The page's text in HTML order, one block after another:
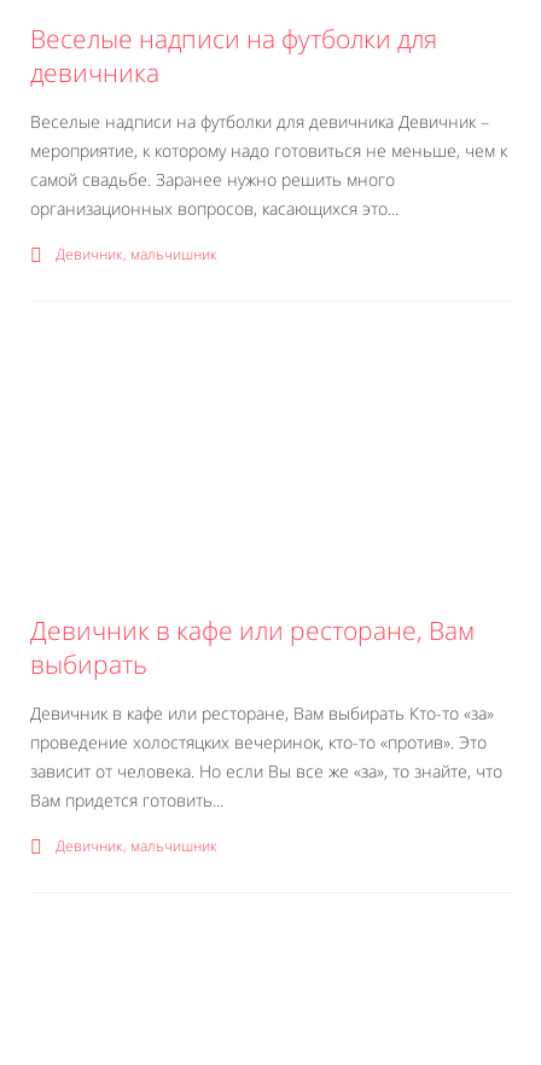
Веселые надписи на футболки для
девичника
Веселые надписи на футболки для девичника Девичник –
мероприятие, к которому надо готовиться не меньше, чем к
самой свадьбе. Заранее нужно решить много
организационных вопросов, касающихся это...
Девичник, мальчишник
Девичник в кафе или ресторане, Вам
выбирать
Девичник в кафе или ресторане, Вам выбирать Кто-то «за»
проведение холостяцких вечеринок, кто-то «против». Это
зависит от человека. Но если Вы все же «за», то знайте, что
Вам придется готовить...
Девичник, мальчишник